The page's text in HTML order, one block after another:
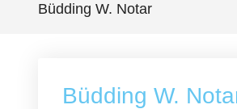
Büdding W. Notar
Büdding W.